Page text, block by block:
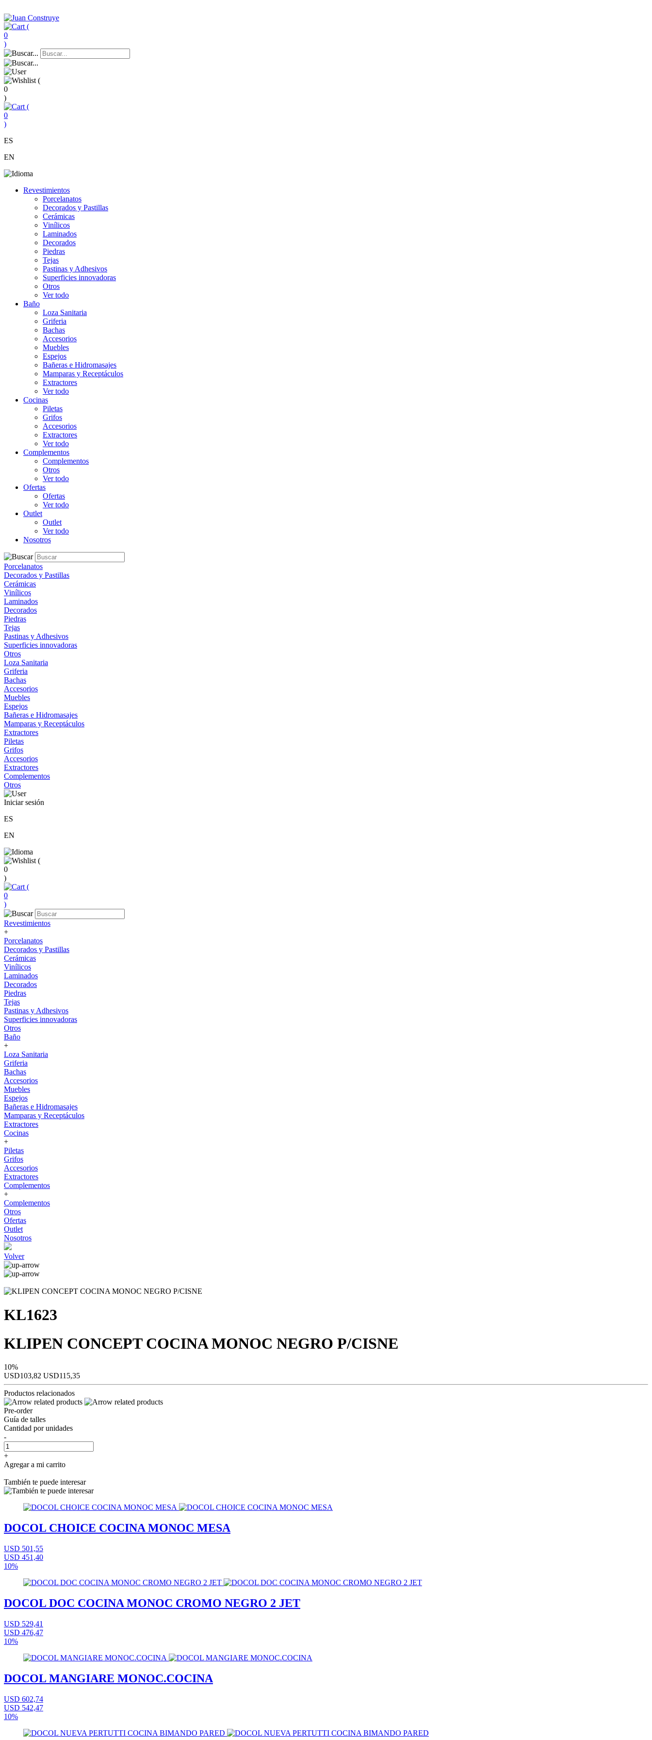
(
0
)
(
0
)
(
0
)
ES
EN
Revestimientos
Porcelanatos
Decorados y Pastillas
Cerámicas
Vinílicos
Laminados
Decorados
Piedras
Tejas
Pastinas y Adhesivos
Superficies innovadoras
Otros
Ver todo
Baño
Loza Sanitaria
Griferia
Bachas
Accesorios
Muebles
Espejos
Bañeras e Hidromasajes
Mamparas y Receptáculos
Extractores
Ver todo
Cocinas
Piletas
Grifos
Accesorios
Extractores
Ver todo
Complementos
Complementos
Otros
Ver todo
Ofertas
Ofertas
Ver todo
Outlet
Outlet
Ver todo
Nosotros
Porcelanatos
Decorados y Pastillas
Cerámicas
Vinílicos
Laminados
Decorados
Piedras
Tejas
Pastinas y Adhesivos
Superficies innovadoras
Otros
Loza Sanitaria
Griferia
Bachas
Accesorios
Muebles
Espejos
Bañeras e Hidromasajes
Mamparas y Receptáculos
Extractores
Piletas
Grifos
Accesorios
Extractores
Complementos
Otros
Iniciar sesión
ES
EN
(
0
)
(
0
)
Revestimientos
+
Porcelanatos
Decorados y Pastillas
Cerámicas
Vinílicos
Laminados
Decorados
Piedras
Tejas
Pastinas y Adhesivos
Superficies innovadoras
Otros
Baño
+
Loza Sanitaria
Griferia
Bachas
Accesorios
Muebles
Espejos
Bañeras e Hidromasajes
Mamparas y Receptáculos
Extractores
Cocinas
+
Piletas
Grifos
Accesorios
Extractores
Complementos
+
Complementos
Otros
Ofertas
Outlet
Nosotros
Volver
KL1623
KLIPEN CONCEPT COCINA MONOC NEGRO P/CISNE
10%
USD103,82 USD115,35
Productos relacionados
Pre-order
Guía de talles
Cantidad por unidades
-
+
Agregar a mi carrito
También te puede interesar
DOCOL CHOICE COCINA MONOC MESA
USD 501,55
USD 451,40
10%
DOCOL DOC COCINA MONOC CROMO NEGRO 2 JET
USD 529,41
USD 476,47
10%
DOCOL MANGIARE MONOC.COCINA
USD 602,74
USD 542,47
10%